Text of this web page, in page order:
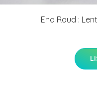
Eno Raud :